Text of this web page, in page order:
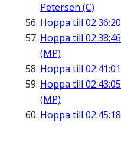
Petersen (C)
Hoppa till 02:36:20
Hoppa till 02:38:46
(MP)
Hoppa till 02:41:01
Hoppa till 02:43:05
(MP)
Hoppa till 02:45:18